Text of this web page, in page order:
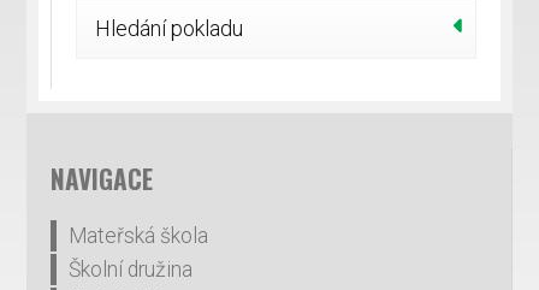
Hledání pokladu
NAVIGACE
Mateřská škola
Školní družina